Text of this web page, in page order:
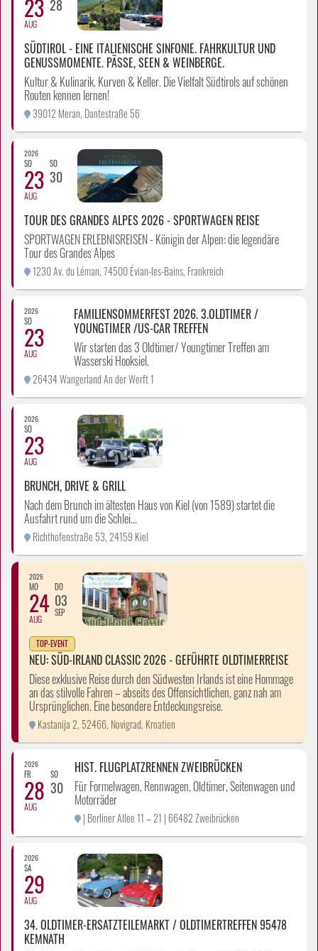
23
AUG
28
SÜDTIROL - EINE ITALIENISCHE SINFONIE. FAHRKULTUR UND
GENUSSMOMENTE. PÄSSE, SEEN & WEINBERGE.
Kultur & Kulinarik. Kurven & Keller. Die Vielfalt Südtirols auf schönen
Routen kennen lernen!
39012 Meran, Dantestraße 56
2026
SO
23
AUG
SO
30
TOUR DES GRANDES ALPES 2026 - SPORTWAGEN REISE
SPORTWAGEN ERLEBNISREISEN - Königin der Alpen: die legendäre
Tour des Grandes Alpes
1230 Av. du Léman, 74500 Évian-les-Bains, Frankreich
2026
SO
23
AUG
FAMILIENSOMMERFEST 2026. 3.OLDTIMER /
YOUNGTIMER /US-CAR TREFFEN
Wir starten das 3 Oldtimer/ Youngtimer Treffen am
Wasserski Hooksiel.
26434 Wangerland An der Werft 1
2026
SO
23
AUG
BRUNCH, DRIVE & GRILL
Nach dem Brunch im ältesten Haus von Kiel (von 1589) startet die
Ausfahrt rund um die Schlei...
Richthofenstraße 53, 24159 Kiel
2026
MO
24
AUG
DO
03
SEP
TOP-EVENT
NEU: SÜD-IRLAND CLASSIC 2026 - GEFÜHRTE OLDTIMERREISE
Diese exklusive Reise durch den Südwesten Irlands ist eine Hommage
an das stilvolle Fahren – abseits des Offensichtlichen, ganz nah am
Ursprünglichen. Eine besondere Entdeckungsreise.
Kastanija 2, 52466, Novigrad, Kroatien
2026
FR
28
AUG
SO
30
HIST. FLUGPLATZRENNEN ZWEIBRÜCKEN
Für Formelwagen, Rennwagen, Oldtimer, Seitenwagen und
Motorräder
| Berliner Allee 11 – 21 | 66482 Zweibrücken
2026
SA
29
AUG
34. OLDTIMER-ERSATZTEILEMARKT / OLDTIMERTREFFEN 95478
KEMNATH